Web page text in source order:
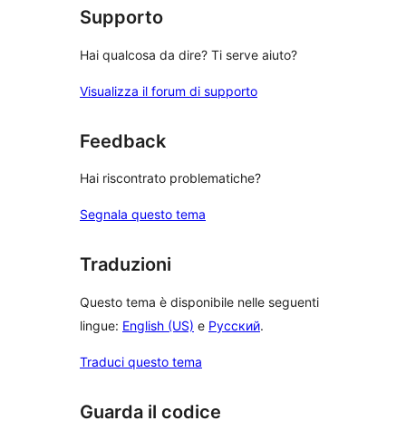
stelle
Supporto
Hai qualcosa da dire? Ti serve aiuto?
Visualizza il forum di supporto
Feedback
Hai riscontrato problematiche?
Segnala questo tema
Traduzioni
Questo tema è disponibile nelle seguenti
lingue: English (US) e Русский.
Traduci questo tema
Guarda il codice